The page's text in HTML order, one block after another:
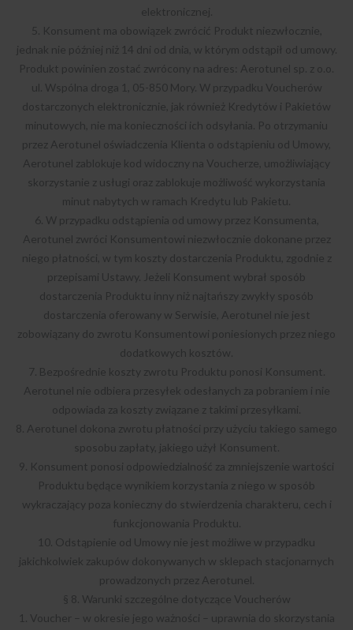
elektronicznej.
5. Konsument ma obowiązek zwrócić Produkt niezwłocznie,
jednak nie później niż 14 dni od dnia, w którym odstąpił od umowy.
Produkt powinien zostać zwrócony na adres: Aerotunel sp. z o.o.
ul. Wspólna droga 1, 05-850 Mory. W przypadku Voucherów
dostarczonych elektronicznie, jak również Kredytów i Pakietów
minutowych, nie ma konieczności ich odsyłania. Po otrzymaniu
przez Aerotunel oświadczenia Klienta o odstąpieniu od Umowy,
Aerotunel zablokuje kod widoczny na Voucherze, umożliwiający
skorzystanie z usługi oraz zablokuje możliwość wykorzystania
minut nabytych w ramach Kredytu lub Pakietu.
6. W przypadku odstąpienia od umowy przez Konsumenta,
Aerotunel zwróci Konsumentowi niezwłocznie dokonane przez
niego płatności, w tym koszty dostarczenia Produktu, zgodnie z
przepisami Ustawy. Jeżeli Konsument wybrał sposób
dostarczenia Produktu inny niż najtańszy zwykły sposób
dostarczenia oferowany w Serwisie, Aerotunel nie jest
zobowiązany do zwrotu Konsumentowi poniesionych przez niego
dodatkowych kosztów.
7. Bezpośrednie koszty zwrotu Produktu ponosi Konsument.
Aerotunel nie odbiera przesyłek odesłanych za pobraniem i nie
odpowiada za koszty związane z takimi przesyłkami.
8. Aerotunel dokona zwrotu płatności przy użyciu takiego samego
sposobu zapłaty, jakiego użył Konsument.
9. Konsument ponosi odpowiedzialność za zmniejszenie wartości
Produktu będące wynikiem korzystania z niego w sposób
wykraczający poza konieczny do stwierdzenia charakteru, cech i
funkcjonowania Produktu.
10. Odstąpienie od Umowy nie jest możliwe w przypadku
jakichkolwiek zakupów dokonywanych w sklepach stacjonarnych
prowadzonych przez Aerotunel.
§ 8. Warunki szczególne dotyczące Voucherów
1. Voucher – w okresie jego ważności – uprawnia do skorzystania